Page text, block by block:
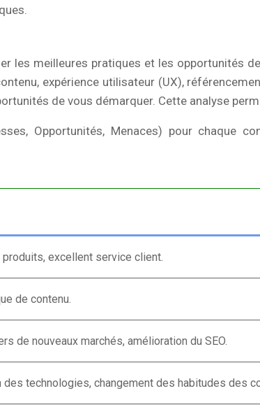
les meilleures pratiques et les
expérience utilisateur (UX),
de vous démarquer. Cette analyse
Opportunités, Menaces) pour chaque
excellent service client.
de contenu.
de nouveaux marchés, amélioration du SEO.
des technologies, changement des habitudes des